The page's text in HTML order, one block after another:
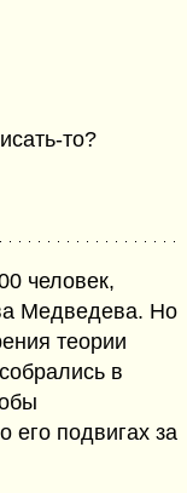
то?
человек,
Медведева. Но
теории
в
его подвигах за